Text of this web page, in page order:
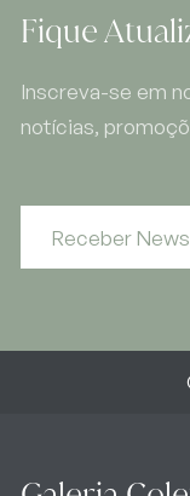
Fique
Inscreva-se em
notícias,
Receber